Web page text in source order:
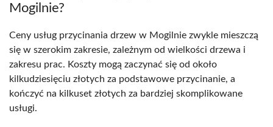
Mogilnie?
Ceny usług przycinania drzew w Mogilnie zwykle mieszczą
się w szerokim zakresie, zależnym od wielkości drzewa i
zakresu prac. Koszty mogą zaczynać się od około
kilkudziesięciu złotych za podstawowe przycinanie, a
kończyć na kilkuset złotych za bardziej skomplikowane
usługi.